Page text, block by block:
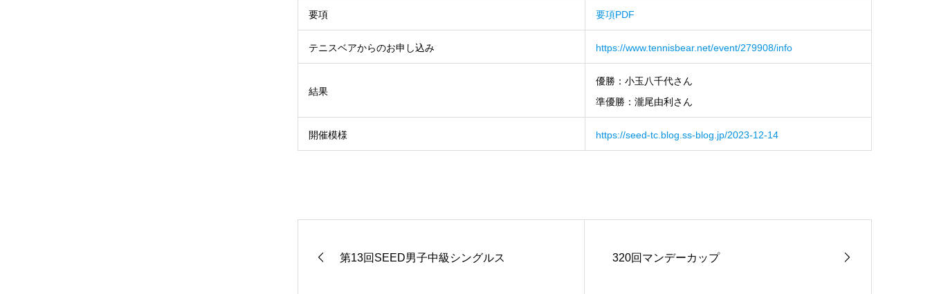
要項 要項PDF
テニスベアからのお申し込み https://www.tennisbear.net/event/279908/info
結果
優勝：小玉八千代さん
準優勝：瀧尾由利さん
開催模様 https://seed-tc.blog.ss-blog.jp/2023-12-14
第13回SEED男子中級シングルス 320回マンデーカップ